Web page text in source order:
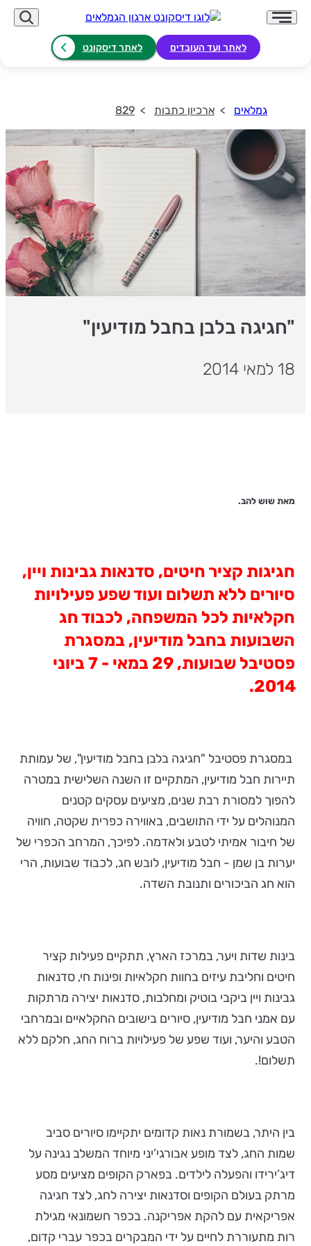
לאתר ועד העובדים לאתר דיסקונט
גמלאים ארכיון כתבות 829
"חגיגה בלבן בחבל מודיעין"
18 למאי 2014
מאת שוש להב.
חגיגות קציר חיטים, סדנאות גבינות ויין,
סיורים ללא תשלום ועוד שפע פעילויות
חקלאיות לכל המשפחה, לכבוד חג
השבועות בחבל מודיעין, במסגרת
פסטיבל שבועות, 29 במאי - 7 ביוני
2014.
במסגרת פסטיבל "חגיגה בלבן בחבל מודיעין", של עמותת
תיירות חבל מודיעין, המתקיים זו השנה השלישית במטרה
להפוך למסורת רבת שנים, מציעים עסקים קטנים
המנוהלים על ידי התושבים, באווירה כפרית שקטה, חוויה
של חיבור אמיתי לטבע ולאדמה. לפיכך, המרחב הכפרי של
יערות בן שמן - חבל מודיעין, לובש חג, לכבוד שבועות, הרי
הוא חג הביכורים ותנובת השדה.
בינות שדות ויער, במרכז הארץ, תתקיים פעילות קציר
חיטים וחליבת עיזים בחוות חקלאיות ופינות חי, סדנאות
גבינות ויין ביקבי בוטיק ומחלבות, סדנאות יצירה מרתקות
עם אמני חבל מודיעין, סיורים בישובים החקלאיים ובמרחבי
הטבע והיער, ועוד שפע של פעילויות ברוח החג, חלקם ללא
תשלום!.
בין היתר, בשמורת נאות קדומים יתקיימו סיורים סביב
שמות החג, לצד מופע אבורגי’יני מיוחד המשלב נגינה על
דיג’ירידו והפעלה לילדים. בפארק הקופים מציעים מסע
מרתק בעולם הקופים וסדנאות יצירה לחג, לצד חגיגה
אפריקאית עם להקת אפריקנה. בכפר חשמונאי מגילת
רות מתעוררת לחיים על ידי המבקרים בכפר עברי קדום,